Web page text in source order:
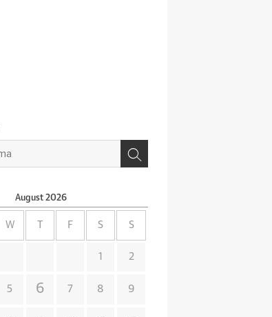
August 2026
W F S S
1 2
5 6 7 8 9